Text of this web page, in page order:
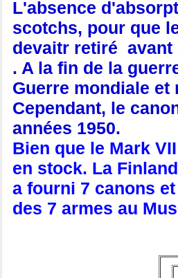
L'absence
scotchs, pour que
devaitr retiré avant
. A la fin de la
Guerre mondiale
Cependant, le
années 1950.
Bien que le Mark
en stock. La
a fourni 7 canons
des 7 armes au